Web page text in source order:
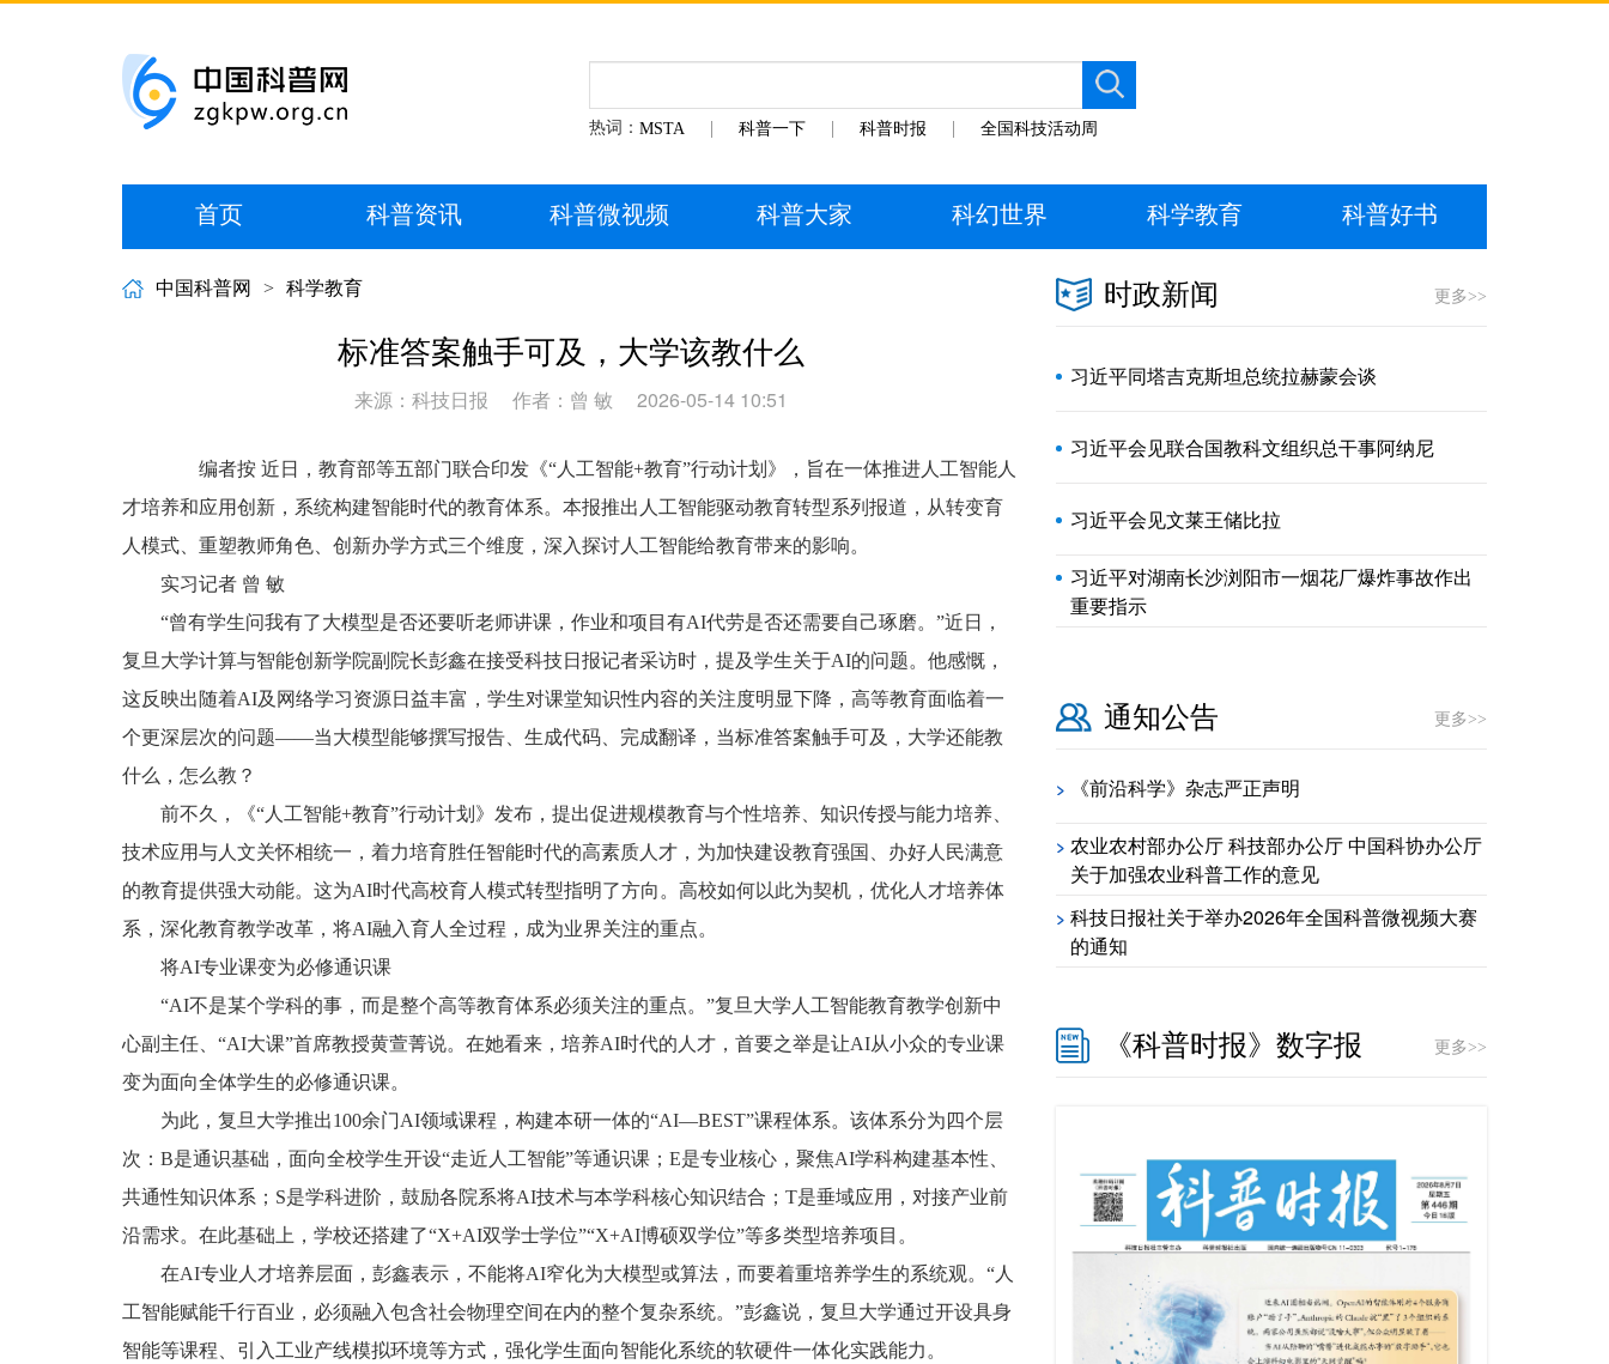
热词： MSTA 科普一下 科普时报 全国科技活动周
首页 科普资讯 科普微视频 科普大家 科幻世界 科学教育 科普好书
中国科普网 > 科学教育
标准答案触手可及，大学该教什么
来源：科技日报 作者：曾 敏 2026-05-14 10:51
编者按 近日，教育部等五部门联合印发《“人工智能+教育”行动计划》，旨在一体推进人工智能人
才培养和应用创新，系统构建智能时代的教育体系。本报推出人工智能驱动教育转型系列报道，从转变育
人模式、重塑教师角色、创新办学方式三个维度，深入探讨人工智能给教育带来的影响。
实习记者 曾 敏
“曾有学生问我有了大模型是否还要听老师讲课，作业和项目有AI代劳是否还需要自己琢磨。”近日，
复旦大学计算与智能创新学院副院长彭鑫在接受科技日报记者采访时，提及学生关于AI的问题。他感慨，
这反映出随着AI及网络学习资源日益丰富，学生对课堂知识性内容的关注度明显下降，高等教育面临着一
个更深层次的问题——当大模型能够撰写报告、生成代码、完成翻译，当标准答案触手可及，大学还能教
什么，怎么教？
前不久，《“人工智能+教育”行动计划》发布，提出促进规模教育与个性培养、知识传授与能力培养、
技术应用与人文关怀相统一，着力培育胜任智能时代的高素质人才，为加快建设教育强国、办好人民满意
的教育提供强大动能。这为AI时代高校育人模式转型指明了方向。高校如何以此为契机，优化人才培养体
系，深化教育教学改革，将AI融入育人全过程，成为业界关注的重点。
将AI专业课变为必修通识课
“AI不是某个学科的事，而是整个高等教育体系必须关注的重点。”复旦大学人工智能教育教学创新中
心副主任、“AI大课”首席教授黄萱菁说。在她看来，培养AI时代的人才，首要之举是让AI从小众的专业课
变为面向全体学生的必修通识课。
为此，复旦大学推出100余门AI领域课程，构建本研一体的“AI—BEST”课程体系。该体系分为四个层
次：B是通识基础，面向全校学生开设“走近人工智能”等通识课；E是专业核心，聚焦AI学科构建基本性、
共通性知识体系；S是学科进阶，鼓励各院系将AI技术与本学科核心知识结合；T是垂域应用，对接产业前
沿需求。在此基础上，学校还搭建了“X+AI双学士学位”“X+AI博硕双学位”等多类型培养项目。
在AI专业人才培养层面，彭鑫表示，不能将AI窄化为大模型或算法，而要着重培养学生的系统观。“人
工智能赋能千行百业，必须融入包含社会物理空间在内的整个复杂系统。”彭鑫说，复旦大学通过开设具身
智能等课程、引入工业产线模拟环境等方式，强化学生面向智能化系统的软硬件一体化实践能力。
时政新闻 更多>>
习近平同塔吉克斯坦总统拉赫蒙会谈
习近平会见联合国教科文组织总干事阿纳尼
习近平会见文莱王储比拉
习近平对湖南长沙浏阳市一烟花厂爆炸事故作出
重要指示
通知公告 更多>>
> 《前沿科学》杂志严正声明
> 农业农村部办公厅 科技部办公厅 中国科协办公厅
关于加强农业科普工作的意见
> 科技日报社关于举办2026年全国科普微视频大赛
的通知
《科普时报》数字报 更多>>